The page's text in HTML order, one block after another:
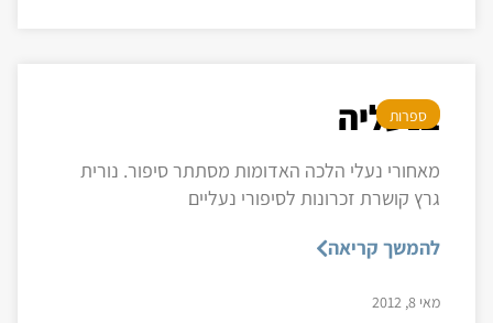
ספרות
בנעליה
מאחורי נעלי הלכה האדומות מסתתר סיפור. נורית
גרץ קושרת זכרונות לסיפורי נעליים
להמשך קריאה
מאי 8, 2012